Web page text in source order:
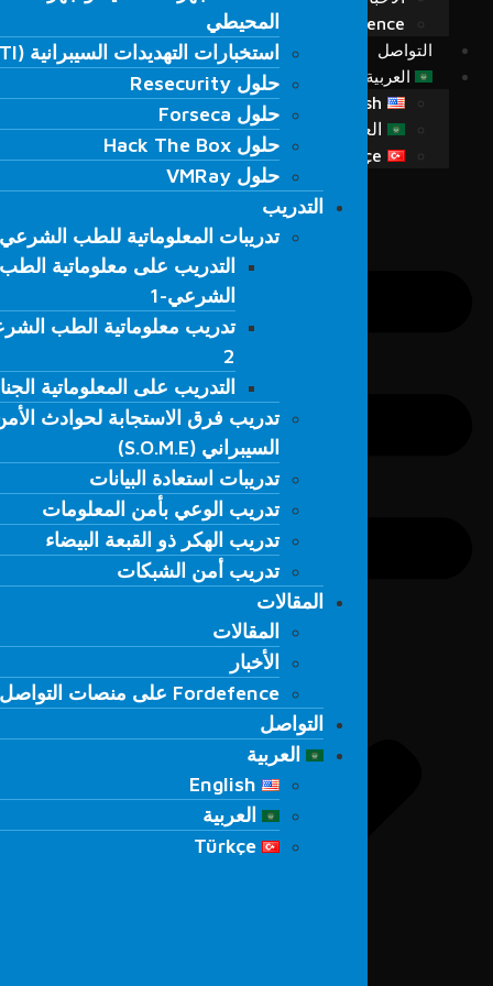
Fordefence على منصات التواصل
التواصل
العربية
English
العربية
Türkçe
المحيطي
استخبارات التهديدات السيبرانية (CTI)
حلول Resecurity
حلول Forseca
حلول Hack The Box
حلول VMRay
التدريب
تدريبات المعلوماتية للطب الشرعي
التدريب على معلوماتية الطب
الشرعي-1
تدريب معلوماتية الطب
التدريب على المعلوماتية
تدريب فرق الاستجابة لحوادث الأمن
السيبراني (S.O.M.E)
تدريبات استعادة البيانات
تدريب الوعي بأمن المعلومات
تدريب الهكر ذو القبعة البيضاء
تدريب أمن الشبكات
المقالات
المقالات
الأخبار
Fordefence على منصات التواصل
التواصل
العربية
English
العربية
Türkçe
المحيطي
استخبارات التهديدات السيبرانية (CTI)
حلول Resecurity
حلول Forseca
حلول Hack The Box
حلول VMRay
التدريب
تدريبات المعلوماتية للطب الشرعي
التدريب على معلوماتية الطب
الشرعي-1
تدريب معلوماتية الطب
التدريب على المعلوماتية
تدريب فرق الاستجابة لحوادث الأمن
السيبراني (S.O.M.E)
تدريبات استعادة البيانات
تدريب الوعي بأمن المعلومات
تدريب الهكر ذو القبعة البيضاء
تدريب أمن الشبكات
المقالات
المقالات
الأخبار
Fordefence على منصات التواصل
التواصل
العربية
English
العربية
Türkçe